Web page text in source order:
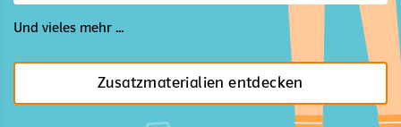
Und vieles mehr ...
Zusatzmaterialien entdecken